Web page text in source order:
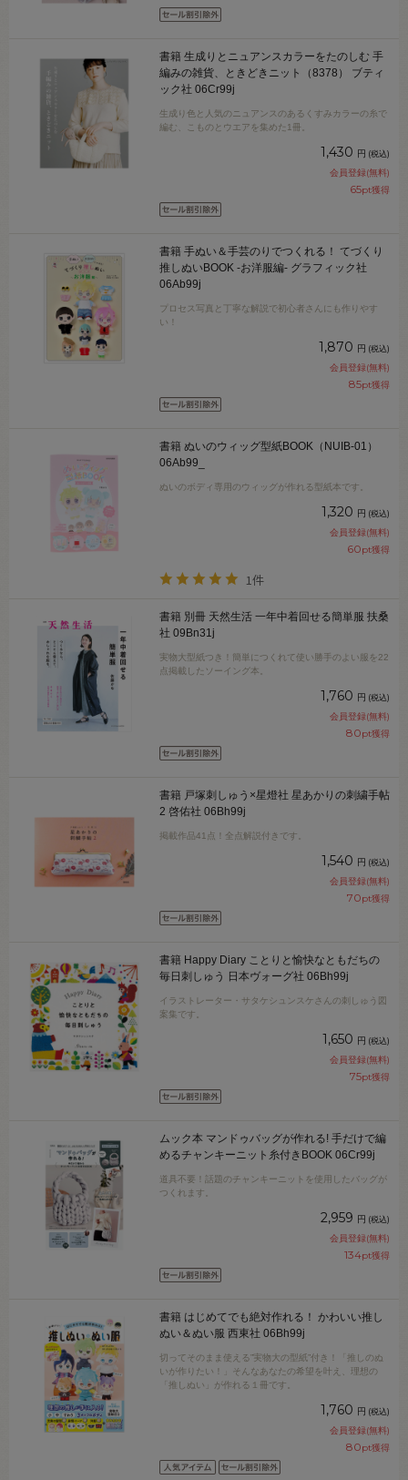
書籍 生成りとニュアンスカラーをたのしむ 手
編みの雑貨、ときどきニット（8378） ブティ
ック社 06Cr99j
生成り色と人気のニュアンスのあるくすみカラーの糸で
編む、こものとウエアを集めた1冊。
1,430 円 (税込)
会員登録(無料)
65pt獲得
書籍 手ぬい＆手芸のりでつくれる！ てづくり
推しぬいBOOK -お洋服編- グラフィック社
06Ab99j
プロセス写真と丁寧な解説で初心者さんにも作りやす
い！
1,870 円 (税込)
会員登録(無料)
85pt獲得
書籍 ぬいのウィッグ型紙BOOK（NUIB-01）
06Ab99_
ぬいのボディ専用のウィッグが作れる型紙本です。
1,320 円 (税込)
会員登録(無料)
60pt獲得
1件
書籍 別冊 天然生活 一年中着回せる簡単服 扶桑
社 09Bn31j
実物大型紙つき！簡単につくれて使い勝手のよい服を22
点掲載したソーイング本。
1,760 円 (税込)
会員登録(無料)
80pt獲得
書籍 戸塚刺しゅう×星燈社 星あかりの刺繍手帖
2 啓佑社 06Bh99j
掲載作品41点！全点解説付きです。
1,540 円 (税込)
会員登録(無料)
70pt獲得
書籍 Happy Diary ことりと愉快なともだちの
毎日刺しゅう 日本ヴォーグ社 06Bh99j
イラストレーター・サタケシュンスケさんの刺しゅう図
案集です。
1,650 円 (税込)
会員登録(無料)
75pt獲得
ムック本 マンドゥバッグが作れる! 手だけで編
めるチャンキーニット糸付きBOOK 06Cr99j
道具不要！話題のチャンキーニットを使用したバッグが
つくれます。
2,959 円 (税込)
会員登録(無料)
134pt獲得
書籍 はじめてでも絶対作れる！ かわいい推し
ぬい＆ぬい服 西東社 06Bh99j
切ってそのまま使える”実物大の型紙”付き！「推しのぬ
いが作りたい！」そんなあなたの希望を叶え、理想の
「推しぬい」が作れる１冊です。
1,760 円 (税込)
会員登録(無料)
80pt獲得